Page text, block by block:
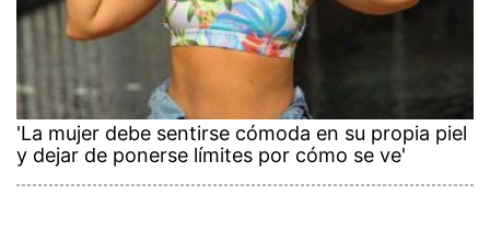
'La mujer debe sentirse cómoda en su propia piel
y dejar de ponerse límites por cómo se ve'